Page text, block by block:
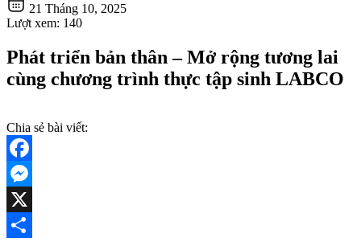
21 Tháng 10, 2025
Lượt xem: 140
Phát triển bản thân – Mở rộng tương lai
cùng chương trình thực tập sinh LABCO
Chia sẻ bài viết:
Facebook
Messenger
X